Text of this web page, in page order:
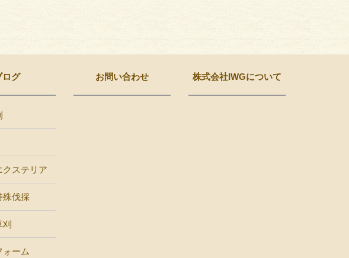
ログ
クステリア
殊伐採
ォーム
お問い合わせ 株式会社IWGについて